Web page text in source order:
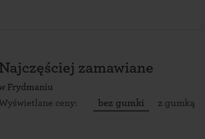
zamawiane
Frydmaniu
ceny:
bez gumki z gumką